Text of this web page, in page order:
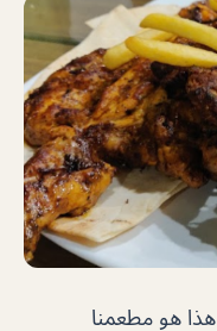
هذا هو مطعمنا